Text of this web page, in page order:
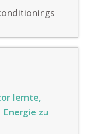
lernte,
zu